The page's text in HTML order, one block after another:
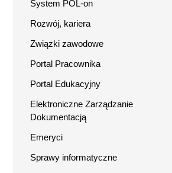
System POL-on
Rozwój, kariera
Związki zawodowe
Portal Pracownika
Portal Edukacyjny
Elektroniczne Zarządzanie
Dokumentacją
Emeryci
Sprawy informatyczne